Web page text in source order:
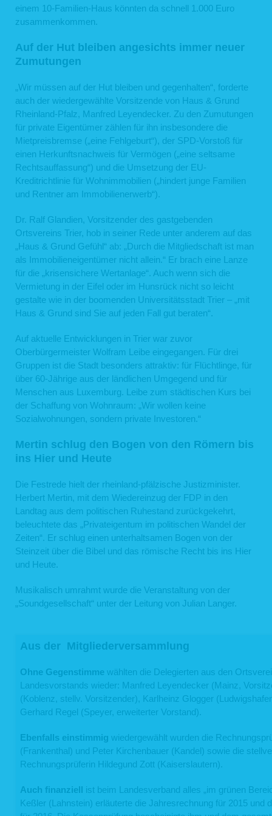
einem 10-Familien-Haus könnten da schnell 1.000 Euro
zusammenkommen.
Auf der Hut bleiben angesichts immer neuer
Zumutungen
„Wir müssen auf der Hut bleiben und gegenhalten“, forderte
auch der wiedergewählte Vorsitzende von Haus & Grund
Rheinland-Pfalz, Manfred Leyendecker. Zu den Zumutungen
für private Eigentümer zählen für ihn insbesondere die
Mietpreisbremse („eine Fehlgeburt“), der SPD-Vorstoß für
einen Herkunftsnachweis für Vermögen („eine seltsame
Rechtsauffassung“) und die Umsetzung der EU-
Kreditrichtlinie für Wohnimmobilien („hindert junge Familien
und Rentner am Immobilienerwerb“).
Dr. Ralf Glandien, Vorsitzender des gastgebenden
Ortsvereins Trier, hob in seiner Rede unter anderem auf das
„Haus & Grund Gefühl“ ab: „Durch die Mitgliedschaft ist man
als Immobilieneigentümer nicht allein.“ Er brach eine Lanze
für die „krisensichere Wertanlage“. Auch wenn sich die
Vermietung in der Eifel oder im Hunsrück nicht so leicht
gestalte wie in der boomenden Universitätsstadt Trier – „mit
Haus & Grund sind Sie auf jeden Fall gut beraten“.
Auf aktuelle Entwicklungen in Trier war zuvor
Oberbürgermeister Wolfram Leibe eingegangen. Für drei
Gruppen ist die Stadt besonders attraktiv: für Flüchtlinge, für
über 60-Jährige aus der ländlichen Umgegend und für
Menschen aus Luxemburg. Leibe zum städtischen Kurs bei
der Schaffung von Wohnraum: „Wir wollen keine
Sozialwohnungen, sondern private Investoren.“
Mertin schlug den Bogen von den Römern bis
ins Hier und Heute
Die Festrede hielt der rheinland-pfälzische Justizminister.
Herbert Mertin, mit dem Wiedereinzug der FDP in den
Landtag aus dem politischen Ruhestand zurückgekehrt,
beleuchtete das „Privateigentum im politischen Wandel der
Zeiten“. Er schlug einen unterhaltsamen Bogen von der
Steinzeit über die Bibel und das römische Recht bis ins Hier
und Heute.
Musikalisch umrahmt wurde die Veranstaltung von der
„Soundgesellschaft“ unter der Leitung von Julian Langer.
Aus der Mitgliederversammlung
Ohne Gegenstimme wählten die Delegierten aus den
Landesvorstands wieder: Manfred Leyendecker (Mainz,
(Koblenz, stellv. Vorsitzender), Karlheinz Glogger
Gerhard Regel (Speyer, erweiterter Vorstand).
Ebenfalls einstimmig wiedergewählt wurden die
(Frankenthal) und Peter Kirchenbauer (Kandel) sowie die
Rechnungsprüferin Hildegund Zott (Kaiserslautern).
Auch finanziell ist beim Landesverband alles „im grünen
Keßler (Lahnstein) erläuterte die Jahresrechnung für 2015 und